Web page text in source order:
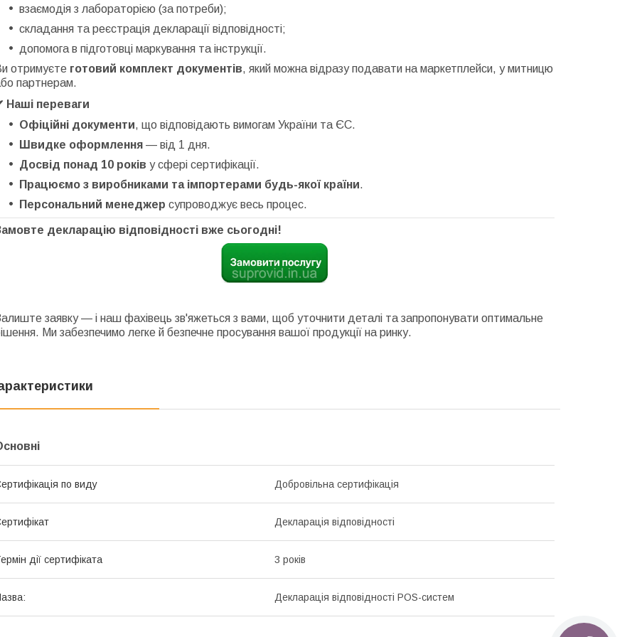
взаємодія з лабораторією (за потреби);
складання та реєстрація декларації відповідності;
допомога в підготовці маркування та інструкції.
отримуєте готовий комплект документів, який можна відразу подавати на маркетплейси, у митницю
партнерам.
Наші переваги
Офіційні документи, що відповідають вимогам України та ЄС.
Швидке оформлення — від 1 дня.
Досвід понад 10 років у сфері сертифікації.
Працюємо з виробниками та імпортерами будь-якої країни.
Персональний менеджер супроводжує весь процес.
декларацію відповідності вже сьогодні!
заявку — і наш фахівець зв'яжеться з вами, щоб уточнити деталі та запропонувати оптимальне
Ми забезпечимо легке й безпечне просування вашої продукції на ринку.
по виду Добровільна сертифікація
Декларація відповідності
дії сертифіката 3 років
Декларація відповідності POS-систем